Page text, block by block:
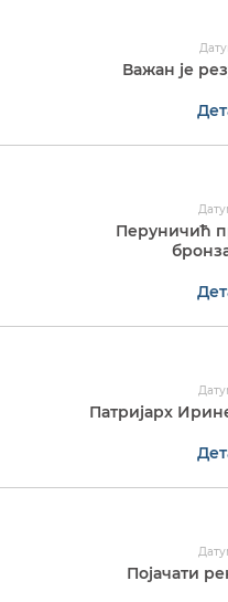
Важан је
Перуничић
Патријарх
Појачати